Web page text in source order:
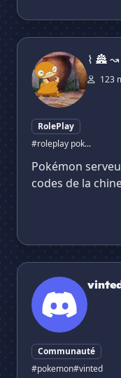
⌇ 🏯 ↝ 𝐏𝗈𝖼𝗄𝖾𝗍
⌇ 🏯
123
RolePlay
#roleplay pok...
Pokémon
codes de la
vinted tcg
Communauté
#pokemon#vinted